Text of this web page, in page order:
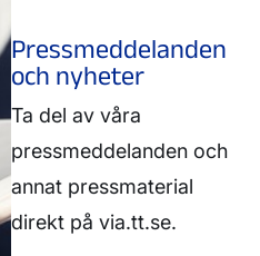
Pressmeddelanden
och nyheter
Ta del av våra
pressmeddelanden och
annat pressmaterial
direkt på via.tt.se.